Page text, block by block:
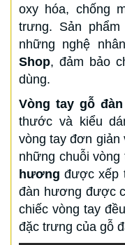
oxy hóa, chống
trưng. Sản
những nghệ
Shop, đảm bảo
dùng.
Vòng tay gỗ
thước và kiểu
vòng tay đơn giản
những chuỗi
hương được xếp
đàn hương được
chiếc vòng tay
đặc trưng của gỗ